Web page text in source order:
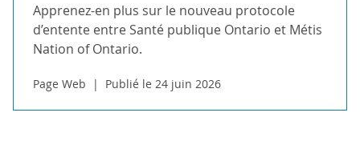
Apprenez-en plus sur le nouveau protocole
d’entente entre Santé publique Ontario et Métis
Nation of Ontario.
Page Web Publié le 24 juin 2026